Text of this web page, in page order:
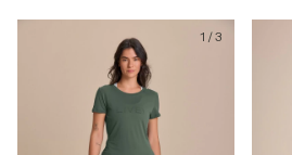
1 /3